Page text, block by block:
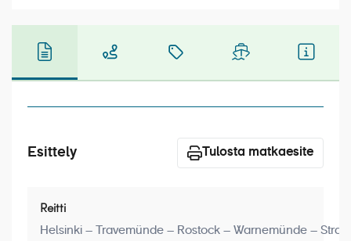
Laivat
Hyvä tietää
Esittely Tulosta matkaesite
Reitti
Helsinki – Travemünde – Rostock – Warnemünde –